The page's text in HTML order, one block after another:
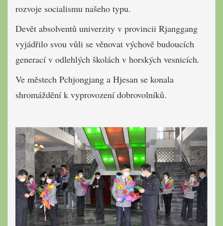
rozvoje socialismu našeho typu.
Devět absolventů univerzity v provincii Rjanggang
vyjádřilo svou vůli se věnovat výchově budoucích
generací v odlehlých školách v horských vesnicích.
Ve městech Pchjongjang a Hjesan se konala
shromáždění k vyprovození dobrovolníků.